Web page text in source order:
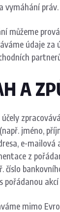
vymáhání práv.
můžeme
údaje
A
jméno,
e-mailová
z
číslo
pořádanou
mimo